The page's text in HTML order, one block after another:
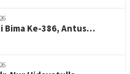
Bima Ke-386, Antus…